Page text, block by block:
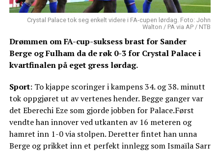
Crystal Palace tok seg enkelt videre i FA-cupen lørdag. Foto: John
Walton / PA via AP / NTB
Drømmen om FA-cup-suksess brast for Sander
Berge og Fulham da de røk 0-3 for Crystal Palace i
kvartfinalen på eget gress lørdag.
Sport: To kjappe scoringer i kampens 34. og 38. minutt
tok oppgjøret ut av vertenes hender. Begge ganger var
det Eberechi Eze som gjorde jobben for Palace.Først
vendte han innover ved utkanten av 16 meteren og
hamret inn 1-0 via stolpen. Deretter fintet han unna
Berge og prikket inn et perfekt innlegg som Ismaïla Sarr